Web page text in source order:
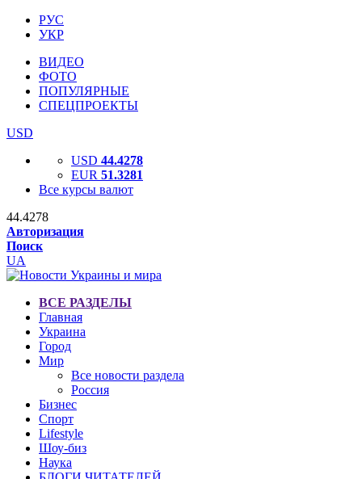
РУС
УКР
ВИДЕО
ФОТО
ПОПУЛЯРНЫЕ
СПЕЦПРОЕКТЫ
USD
USD 44.4278
EUR 51.3281
Все курсы валют
44.4278
Авторизация
Поиск
UA
ВСЕ РАЗДЕЛЫ
Главная
Украина
Город
Мир
Все новости раздела
Россия
Бизнес
Спорт
Lifestyle
Шоу-биз
Наука